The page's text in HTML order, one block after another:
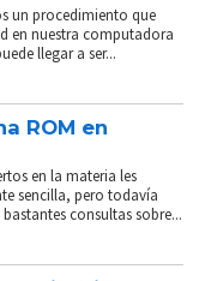
un procedimiento que
en nuestra computadora
llegar a ser...
ROM en
en la materia les
sencilla, pero todavía
consultas sobre...